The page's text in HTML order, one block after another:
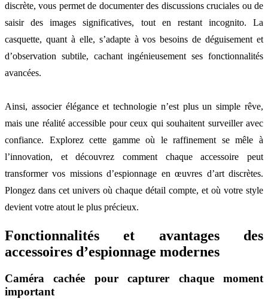
discrète, vous permet de documenter des discussions cruciales ou de
saisir des images significatives, tout en restant incognito. La
casquette, quant à elle, s’adapte à vos besoins de déguisement et
d’observation subtile, cachant ingénieusement ses fonctionnalités
avancées.
Ainsi, associer élégance et technologie n’est plus un simple rêve,
mais une réalité accessible pour ceux qui souhaitent surveiller avec
confiance. Explorez cette gamme où le raffinement se mêle à
l’innovation, et découvrez comment chaque accessoire peut
transformer vos missions d’espionnage en œuvres d’art discrètes.
Plongez dans cet univers où chaque détail compte, et où votre style
devient votre atout le plus précieux.
Fonctionnalités et avantages des
accessoires d’espionnage modernes
Caméra cachée pour capturer chaque moment
important